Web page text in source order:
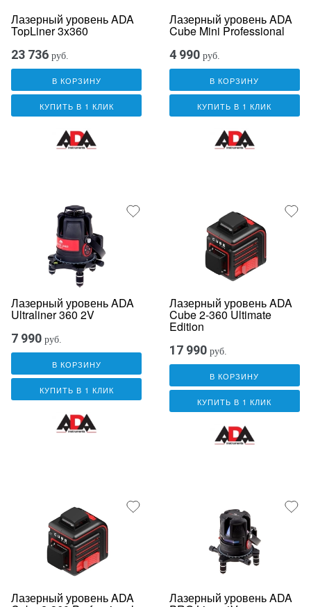
Лазерный уровень ADA
TopLiner 3x360
23 736 руб.
В КОРЗИНУ
КУПИТЬ В 1 КЛИК
Лазерный уровень ADA
Cube Mini Professional
4 990 руб.
В КОРЗИНУ
КУПИТЬ В 1 КЛИК
Лазерный уровень ADA
Ultraliner 360 2V
7 990 руб.
В КОРЗИНУ
КУПИТЬ В 1 КЛИК
Лазерный уровень ADA
Cube 2-360 Ultimate
Edition
17 990 руб.
В КОРЗИНУ
КУПИТЬ В 1 КЛИК
Лазерный уровень ADA Лазерный уровень ADA